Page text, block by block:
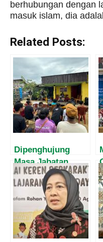
berhubungan dengan
masuk islam, dia
Related Posts:
Dipenghujung
Masa Jabatan,
Harvey Malaihollo
Masih
Mesosialisasikan
Empat Pilar MPR
Kepada
Masyarakat Papua